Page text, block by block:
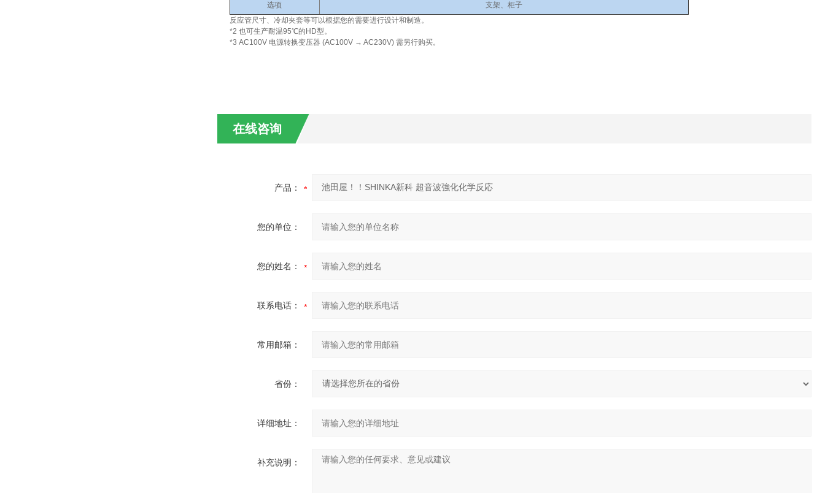
选项
支架、柜子
反应管尺寸、冷却夹套等可以根据您的需要进行设计和制造。
*2 也可生产耐温95℃的HD型。
*3 AC100V 电源转换变压器 (AC100V → AC230V) 需另行购买。
在线咨询
产品：
您的单位：
您的姓名：
联系电话：
常用邮箱：
省份：
详细地址：
补充说明：